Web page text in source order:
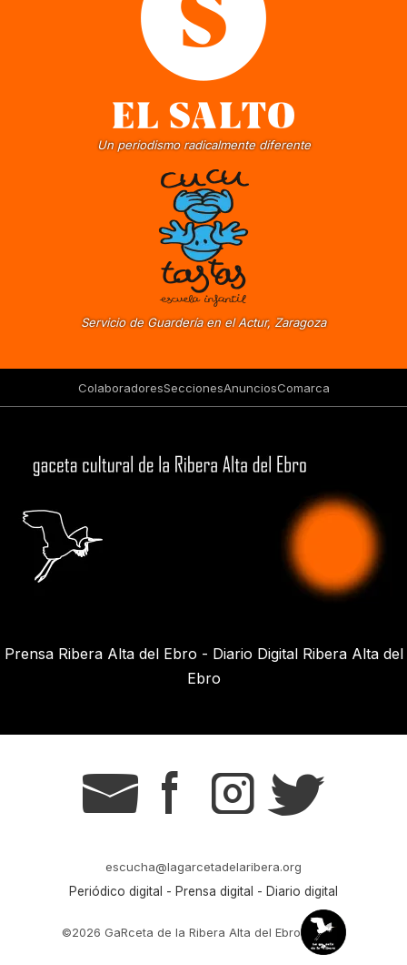
Un periodismo radicalmente diferente
Servicio de Guardería en el Actur, Zaragoza
ColaboradoresSeccionesAnunciosComarca
Prensa Ribera Alta del Ebro - Diario Digital Ribera Alta del
Ebro
g s t r
escucha@lagarcetadelaribera.org
Periódico digital - Prensa digital - Diario digital
©2026 GaRceta de la Ribera Alta del Ebro